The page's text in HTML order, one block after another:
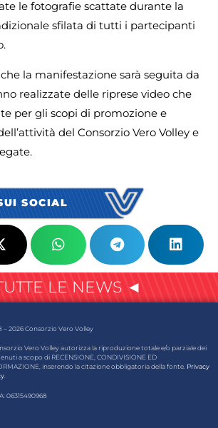
le fotografie scattate durante la
sfilata di tutti i partecipanti
la manifestazione sarà seguita da
realizzate delle riprese video che
per gli scopi di promozione e
del Consorzio Vero Volley e
SOCIAL
LE NEWS ◄
– 2026 Consorzio Vero Volley
Vero Volley autorizza la riproduzione totale e/o parziale dei
a scopo di RECENSIONE, CONDIVISIONE ED
inserendo la citazione obbligatoria della fonte. Privacy
.
06315490968